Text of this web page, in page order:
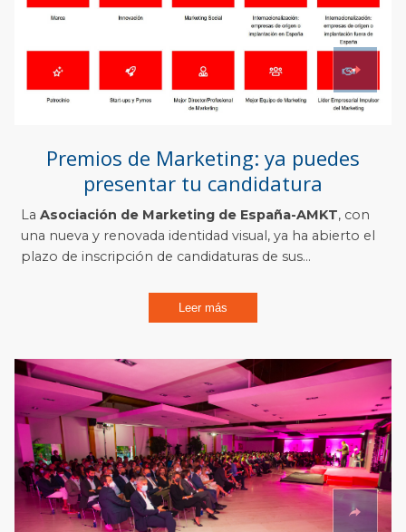
Premios de Marketing: ya puedes
presentar tu candidatura
LaAsociación de Marketing de España-AMKT, con
una nueva y renovada identidad visual, ya ha abierto el
plazo de inscripción de candidaturas de sus...
Leer más